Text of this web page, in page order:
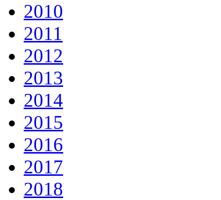
2010
2011
2012
2013
2014
2015
2016
2017
2018